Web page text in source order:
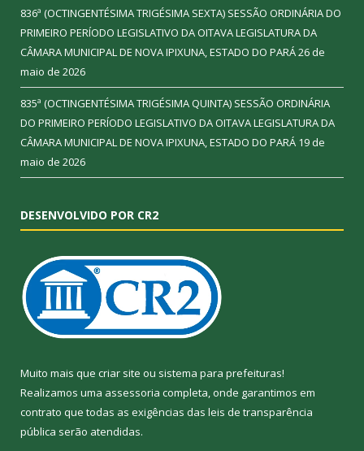
836ª (OCTINGENTÉSIMA TRIGÉSIMA SEXTA) SESSÃO ORDINÁRIA DO
PRIMEIRO PERÍODO LEGISLATIVO DA OITAVA LEGISLATURA DA
CÂMARA MUNICIPAL DE NOVA IPIXUNA, ESTADO DO PARÁ26 de
maio de 2026
835ª (OCTINGENTÉSIMA TRIGÉSIMA QUINTA) SESSÃO ORDINÁRIA
DO PRIMEIRO PERÍODO LEGISLATIVO DA OITAVA LEGISLATURA DA
CÂMARA MUNICIPAL DE NOVA IPIXUNA, ESTADO DO PARÁ 19 de
maio de 2026
DESENVOLVIDO POR CR2
Muito mais que criar site ou sistema para prefeituras!
Realizamos uma assessoria completa, onde garantimos em
contrato que todas as exigências das leis de transparência
pública serão atendidas.